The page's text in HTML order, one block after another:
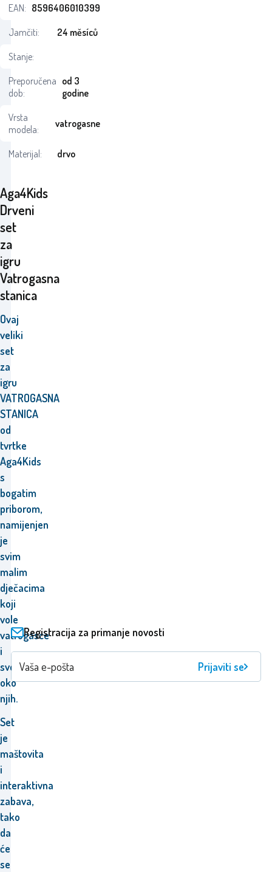
Aga4Kids
Drveni
set
za
igru
Vatrogasna
stanica
Ovaj
veliki
set
za
igru
VATROGASNA
STANICA
od
tvrtke
Aga4Kids
s
bogatim
priborom,
namijenjen
je
svim
malim
dječacima
koji
vole
vatrogasce
i
sve
oko
njih.
Set
je
maštovita
i
interaktivna
zabava,
tako
da
će
se
EAN: 8596406010399
Jamčiti:
24 měsíců
Stanje:
Preporučena
dob:
od 3
godine
Vrsta
modela:
vatrogasne
Materijal: drvo
Registracija za primanje novosti
Prijaviti se